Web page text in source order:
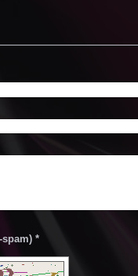
Captcha (code anti-spam) *